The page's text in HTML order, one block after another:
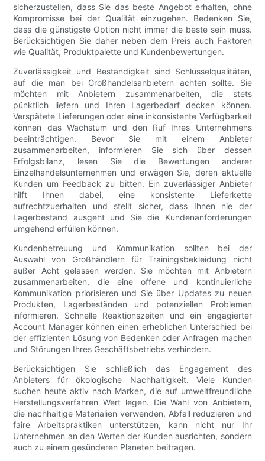
sicherzustellen, dass Sie das beste Angebot erhalten, ohne
Kompromisse bei der Qualität einzugehen. Bedenken Sie,
dass die günstigste Option nicht immer die beste sein muss.
Berücksichtigen Sie daher neben dem Preis auch Faktoren
wie Qualität, Produktpalette und Kundenbewertungen.
Zuverlässigkeit und Beständigkeit sind Schlüsselqualitäten,
auf die man bei Großhandelsanbietern achten sollte. Sie
möchten mit Anbietern zusammenarbeiten, die stets
pünktlich liefern und Ihren Lagerbedarf decken können.
Verspätete Lieferungen oder eine inkonsistente Verfügbarkeit
können das Wachstum und den Ruf Ihres Unternehmens
beeinträchtigen. Bevor Sie mit einem Anbieter
zusammenarbeiten, informieren Sie sich über dessen
Erfolgsbilanz, lesen Sie die Bewertungen anderer
Einzelhandelsunternehmen und erwägen Sie, deren aktuelle
Kunden um Feedback zu bitten. Ein zuverlässiger Anbieter
hilft Ihnen dabei, eine konsistente Lieferkette
aufrechtzuerhalten und stellt sicher, dass Ihnen nie der
Lagerbestand ausgeht und Sie die Kundenanforderungen
umgehend erfüllen können.
Kundenbetreuung und Kommunikation sollten bei der
Auswahl von Großhändlern für Trainingsbekleidung nicht
außer Acht gelassen werden. Sie möchten mit Anbietern
zusammenarbeiten, die eine offene und kontinuierliche
Kommunikation priorisieren und Sie über Updates zu neuen
Produkten, Lagerbeständen und potenziellen Problemen
informieren. Schnelle Reaktionszeiten und ein engagierter
Account Manager können einen erheblichen Unterschied bei
der effizienten Lösung von Bedenken oder Anfragen machen
und Störungen Ihres Geschäftsbetriebs verhindern.
Berücksichtigen Sie schließlich das Engagement des
Anbieters für ökologische Nachhaltigkeit. Viele Kunden
suchen heute aktiv nach Marken, die auf umweltfreundliche
Herstellungsverfahren Wert legen. Die Wahl von Anbietern,
die nachhaltige Materialien verwenden, Abfall reduzieren und
faire Arbeitspraktiken unterstützen, kann nicht nur Ihr
Unternehmen an den Werten der Kunden ausrichten, sondern
auch zu einem gesünderen Planeten beitragen.